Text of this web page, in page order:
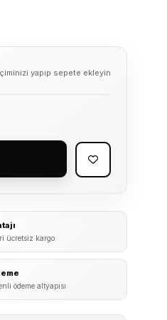
yapıp sepete ekleyin
ücretsiz kargo
ödeme altyapısı